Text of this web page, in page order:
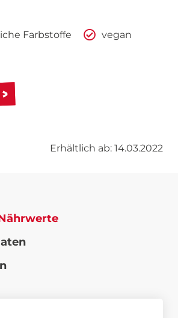
Farbstoffe
vegan
Erhältlich ab: 14.03.2022